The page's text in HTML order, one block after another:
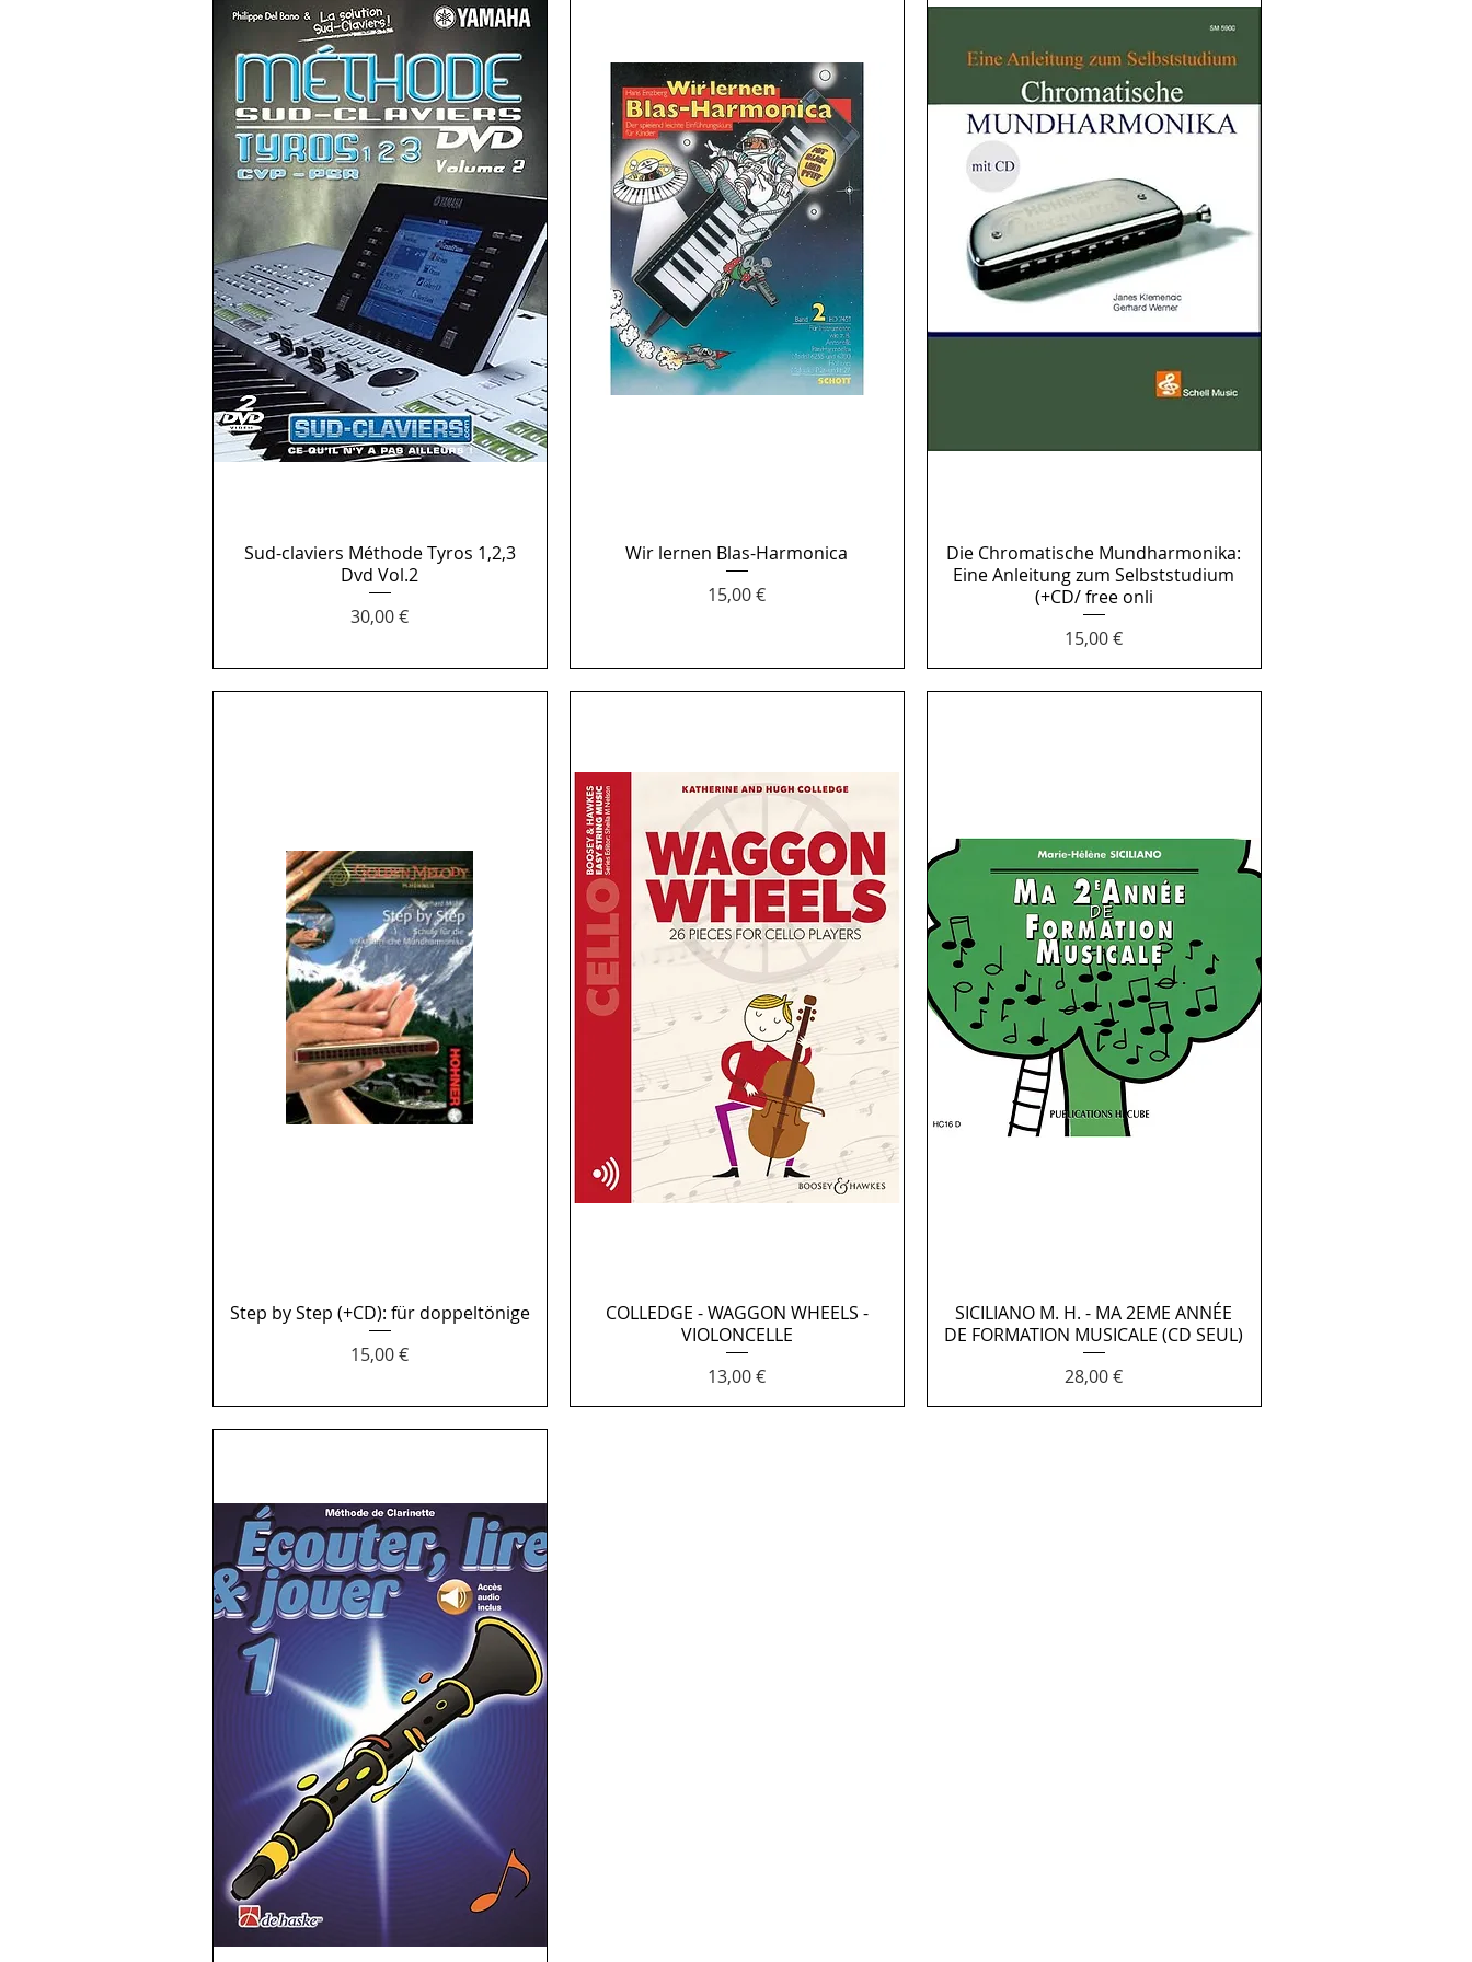
Aperçu rapide
Sud-claviers Méthode Tyros 1,2,3
Dvd Vol.2
Prix
30,00 €
Aperçu rapide
Wir lernen Blas-Harmonica
Prix
15,00 €
Aperçu rapide
Die Chromatische Mundharmonika:
Eine Anleitung zum Selbststudium
(+CD/ free onli
Prix
15,00 €
Aperçu rapide
Step by Step (+CD): für doppeltönige
Prix
15,00 €
Aperçu rapide
COLLEDGE - WAGGON WHEELS -
VIOLONCELLE
Prix
13,00 €
Aperçu rapide
SICILIANO M. H. - MA 2EME ANNÉE
DE FORMATION MUSICALE (CD SEUL)
Prix
28,00 €